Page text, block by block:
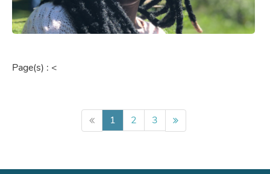
Page(s) : <
1 2 3